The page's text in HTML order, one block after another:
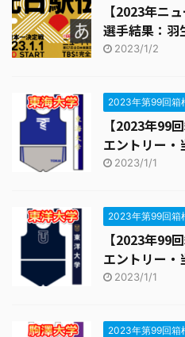
【2023年ニ
選手結果：羽
2023/1/2
2023年第99回箱
【2023年99
エントリー・
2023/1/1
2023年第99回箱
【2023年99
エントリー・
2023/1/1
2023年第99回箱